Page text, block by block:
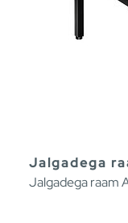
Jalgadega
Jalgadega raam